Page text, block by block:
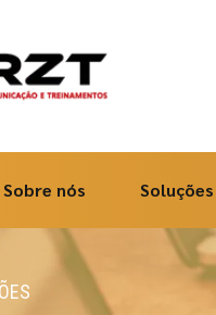
Sobre nós Soluções